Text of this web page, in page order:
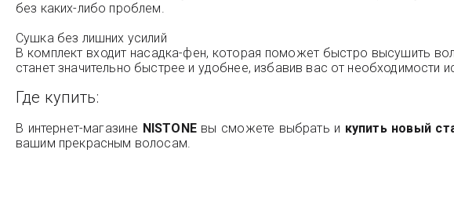
без каких-либо проблем.
Сушка без лишних усилий
В комплект входит насадка-фен, которая поможет быстро высушить
станет значительно быстрее и удобнее, избавив вас от необходимости
Где купить:
В интернет-магазине NISTONEвы сможете выбрать и купить новый
вашим прекрасным волосам.